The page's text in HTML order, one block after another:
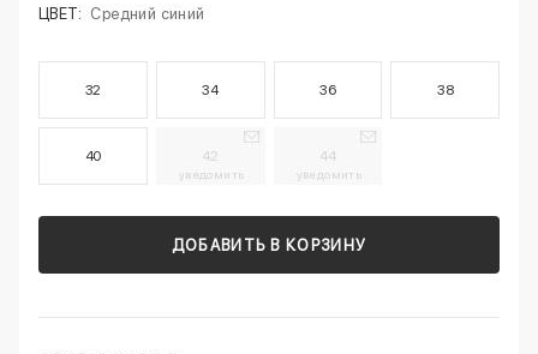
ЦВЕТ: Средний синий
32 34 36 38
40 42
уведомить
44
уведомить
ДОБАВИТЬ В КОРЗИНУ